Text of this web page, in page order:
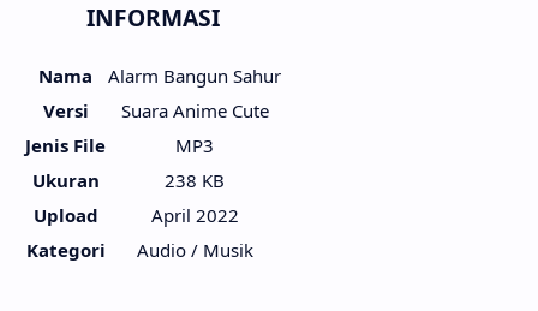
INFORMASI
Nama
Alarm Bangun Sahur
Versi
Suara Anime Cute
Jenis File
MP3
Ukuran
238 KB
Upload
April 2022
Kategori
Audio / Musik